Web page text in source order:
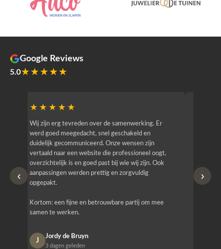
Google Reviews
5.0★★★★★
‹
★★★★★
Wij zijn erg tevreden over de samenwerking. Er
werd goed meegedacht, snel geschakeld en
duidelijk gecommuniceerd. Onze wensen zijn
vertaald naar een website die professioneel oogt,
overzichtelijk is en goed past bij wie wij zijn. Ook
aanpassingen werden prettig en zorgvuldig
opgepakt.
Kortom: een fijne en betrouwbare partij om mee
samen te werken.
J
Jordy de Bruyn
3 dagen geleden
›